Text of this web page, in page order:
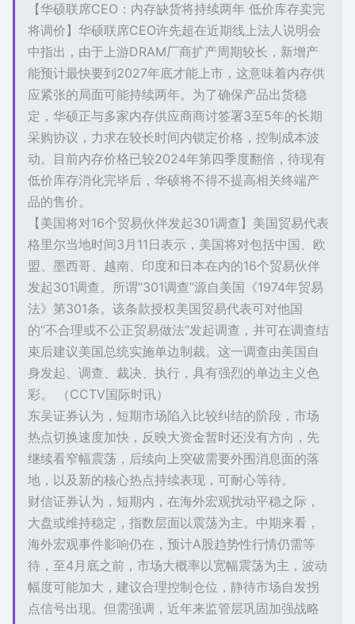
【华硕联席CEO：内存缺货将持续两年 低价库存卖完
将调价】华硕联席CEO许先超在近期线上法人说明会
中指出，由于上游DRAM厂商扩产周期较长，新增产
能预计最快要到2027年底才能上市，这意味着内存供
应紧张的局面可能持续两年。为了确保产品出货稳
定，华硕正与多家内存供应商商讨签署3至5年的长期
采购协议，力求在较长时间内锁定价格，控制成本波
动。目前内存价格已较2024年第四季度翻倍，待现有
低价库存消化完毕后，华硕将不得不提高相关终端产
品的售价。
【美国将对16个贸易伙伴发起301调查】美国贸易代表
格里尔当地时间3月11日表示，美国将对包括中国、欧
盟、墨西哥、越南、印度和日本在内的16个贸易伙伴
发起301调查。所谓“301调查”源自美国《1974年贸易
法》第301条。该条款授权美国贸易代表可对他国
的“不合理或不公正贸易做法”发起调查，并可在调查结
束后建议美国总统实施单边制裁。这一调查由美国自
身发起、调查、裁决、执行，具有强烈的单边主义色
彩。 （CCTV国际时讯）
东吴证券认为，短期市场陷入比较纠结的阶段，市场
热点切换速度加快，反映大资金暂时还没有方向，先
继续看窄幅震荡，后续向上突破需要外围消息面的落
地，以及新的核心热点持续表现，可耐心等待。
财信证券认为，短期内，在海外宏观扰动平稳之际，
大盘或维持稳定，指数层面以震荡为主。中期来看，
海外宏观事件影响仍在，预计A股趋势性行情仍需等
待，至4月底之前，市场大概率以宽幅震荡为主，波动
幅度可能加大，建议合理控制仓位，静待市场自发拐
点信号出现。但需强调，近年来监管层巩固加强战略